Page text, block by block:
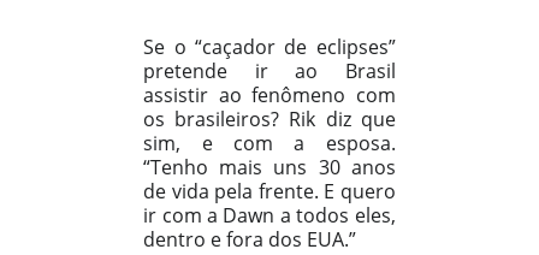
Se o “caçador de eclipses”
pretende ir ao Brasil
assistir ao fenômeno com
os brasileiros? Rik diz que
sim, e com a esposa.
“Tenho mais uns 30 anos
de vida pela frente. E quero
ir com a Dawn a todos eles,
dentro e fora dos EUA.”